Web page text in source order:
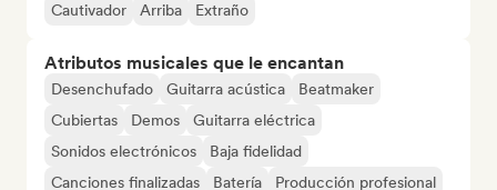
Cautivador
Arriba Extraño
Atributos musicales que le encantan
Desenchufado Guitarra acústica
Beatmaker
Cubiertas
Demos
Guitarra eléctrica
Sonidos electrónicos
Baja fidelidad
Canciones finalizadas
Batería
Producción profesional